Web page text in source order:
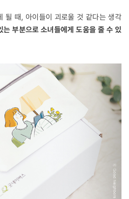
될 때, 아이들이 괴로울 것 같다는 생각
는 부분으로 소녀들에게 도움을 줄 수 있